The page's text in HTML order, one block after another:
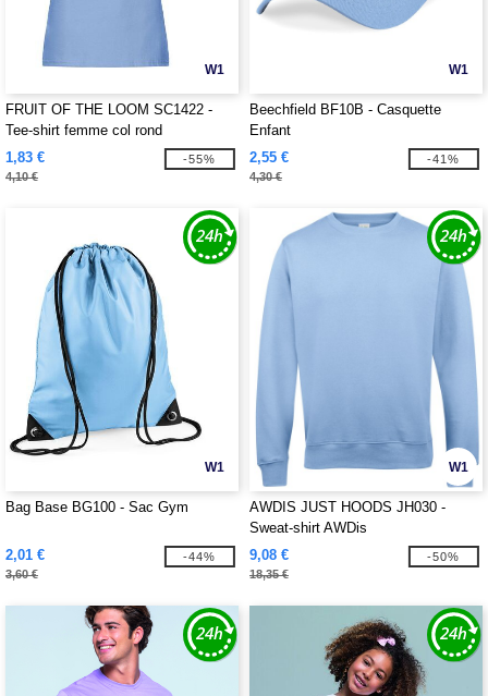
W1
FRUIT OF THE LOOM SC1422 -
Tee-shirt femme col rond
1,83 €
4,10 €
-55%
W1
Beechfield BF10B - Casquette
Enfant
2,55 €
4,30 €
-41%
W1
Bag Base BG100 - Sac Gym
2,01 €
3,60 €
-44%
W1
AWDIS JUST HOODS JH030 -
Sweat-shirt AWDis
9,08 €
18,35 €
-50%